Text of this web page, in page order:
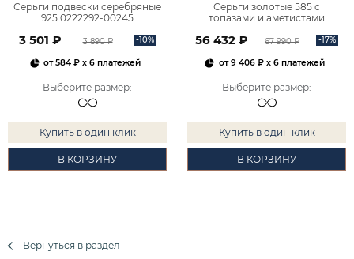
Серьги подвески серебряные
925 0222292-00245
3 501 ₽ 3 890 ₽ -10%
от584 ₽ x 6 платежей
Выберите размер:
Купить в один клик
В КОРЗИНУ
Серьги золотые 585 с
топазами и аметистами
56 432 ₽ 67 990 ₽ -17%
от9 406 ₽x 6 платежей
Выберите размер:
Купить в один клик
В КОРЗИНУ
Вернуться в раздел